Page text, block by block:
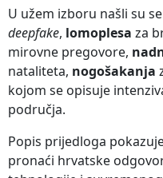
U užem izboru našli su
deepfake, lomoplesa za
mirovne pregovore,
nataliteta, nogošakanja
kojom se opisuje
područja.
Popis prijedloga
pronaći hrvatske